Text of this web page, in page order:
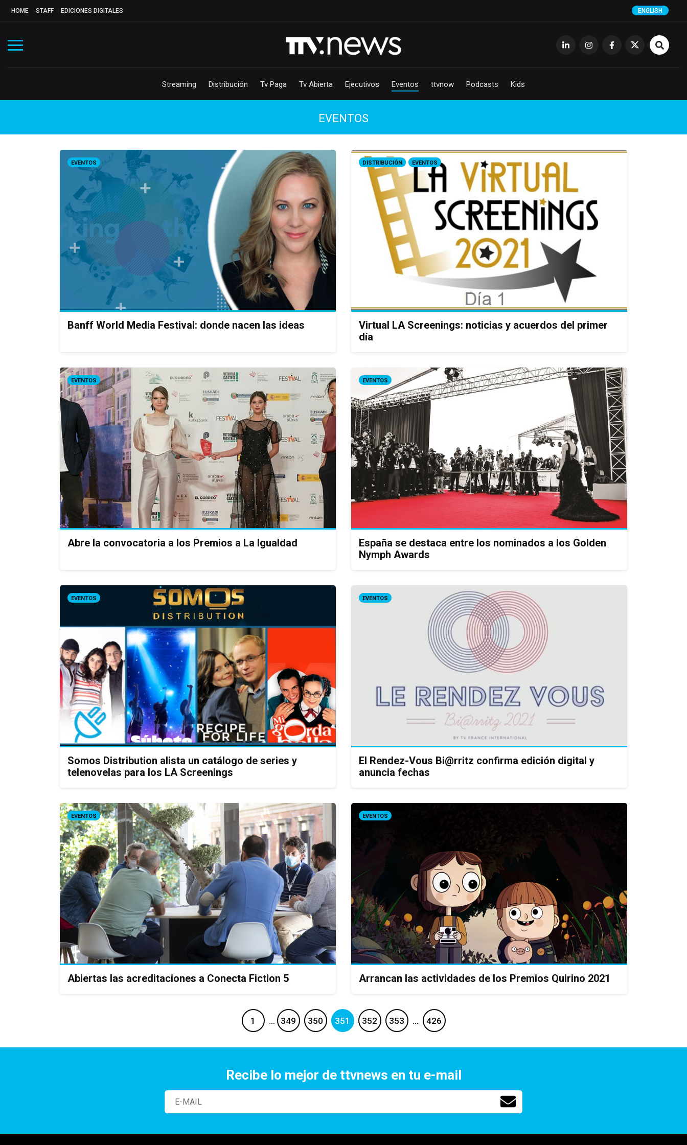
HOME STAFF EDICIONES DIGITALES ENGLISH
Streaming Distribución Tv Paga Tv Abierta Ejecutivos Eventos ttvnow Podcasts Kids
EVENTOS
EVENTOS
Banff World Media Festival: donde nacen las ideas
DISTRIBUCIÓN EVENTOS
Virtual LA Screenings: noticias y acuerdos del primer
día
EVENTOS
Abre la convocatoria a los Premios a La Igualdad
EVENTOS
España se destaca entre los nominados a los Golden
Nymph Awards
EVENTOS
Somos Distribution alista un catálogo de series y
telenovelas para los LA Screenings
EVENTOS
El Rendez-Vous Bi@rritz confirma edición digital y
anuncia fechas
EVENTOS
Abiertas las acreditaciones a Conecta Fiction 5
EVENTOS
Arrancan las actividades de los Premios Quirino 2021
1 … 349 350 351 352 353 … 426
Recibe lo mejor de ttvnews en tu e-mail